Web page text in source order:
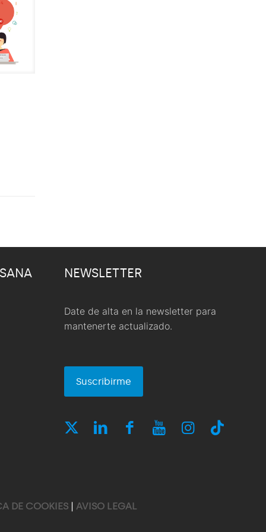
NEWSLETTER
Date de alta en la newsletter para
mantenerte actualizado.
Suscribirme
DE COOKIES| AVISO LEGAL